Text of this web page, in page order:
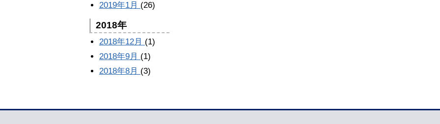
2019年1月 (26)
2018年
2018年12月 (1)
2018年9月 (1)
2018年8月 (3)